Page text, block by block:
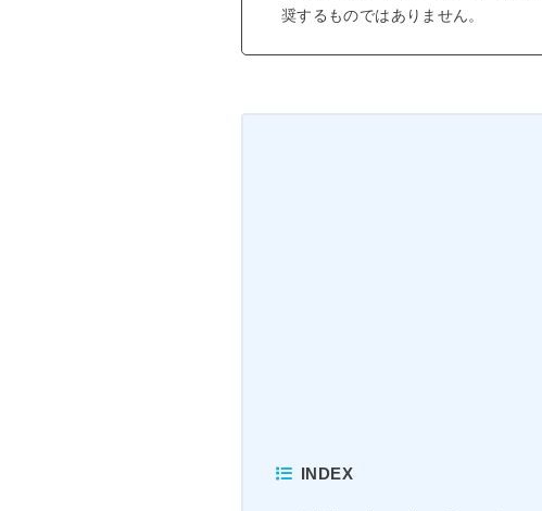
奨するものではありません。
INDEX